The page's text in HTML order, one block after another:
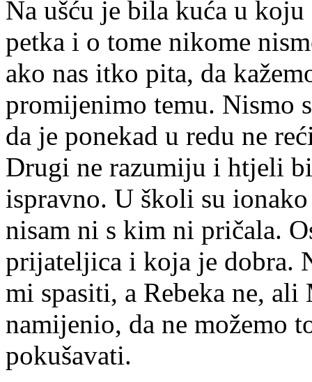
Na ušću je bila kuća u
petka i o tome nikome
ako nas itko pita, da
promijenimo temu. Nismo
da je ponekad u redu ne
Drugi ne razumiju i htjeli
ispravno. U školi su
nisam ni s kim ni pričala.
prijateljica i koja je dobra.
mi spasiti, a Rebeka ne,
namijenio, da ne možemo
pokušavati.